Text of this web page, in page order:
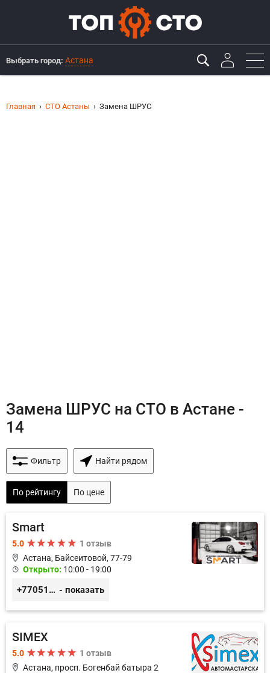
Выбрать город: Астана
Главная СТО Астаны Замена ШРУС
Замена ШРУС на СТО в Астане -
14
Фильтр Найти рядом
По рейтингу По цене
Smart
5.0
1 отзыв
Астана, Байсеитовой, 77-79
Открыто: 10:00 - 19:00
+77051092269 - показать
SIMEX
5.0
1 отзыв
Астана, просп. Богенбай батыра 2